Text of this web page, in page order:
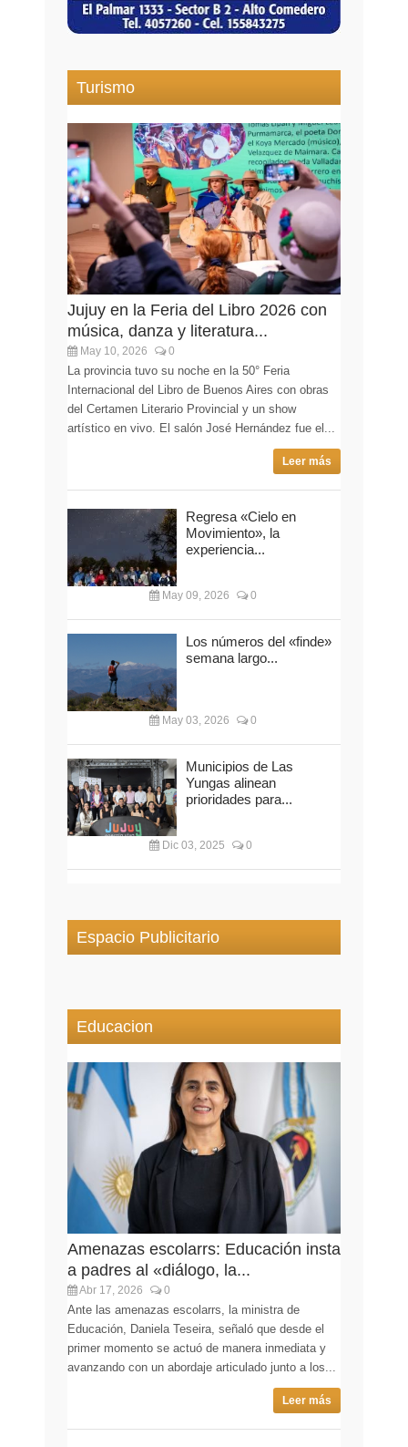
Turismo
Jujuy en la Feria del Libro 2026 con
música, danza y literatura...
May 10, 2026 0
La provincia tuvo su noche en la 50° Feria
Internacional del Libro de Buenos Aires con obras
del Certamen Literario Provincial y un show
artístico en vivo. El salón José Hernández fue el...
Leer más
Regresa «Cielo en
Movimiento», la
experiencia...
May 09, 2026 0
Los números del «finde»
semana largo...
May 03, 2026 0
Municipios de Las
Yungas alinean
prioridades para...
Dic 03, 2025 0
Espacio Publicitario
Educacion
Amenazas escolarrs: Educación insta
a padres al «diálogo, la...
Abr 17, 2026 0
Ante las amenazas escolarrs, la ministra de
Educación, Daniela Teseira, señaló que desde el
primer momento se actuó de manera inmediata y
avanzando con un abordaje articulado junto a los...
Leer más